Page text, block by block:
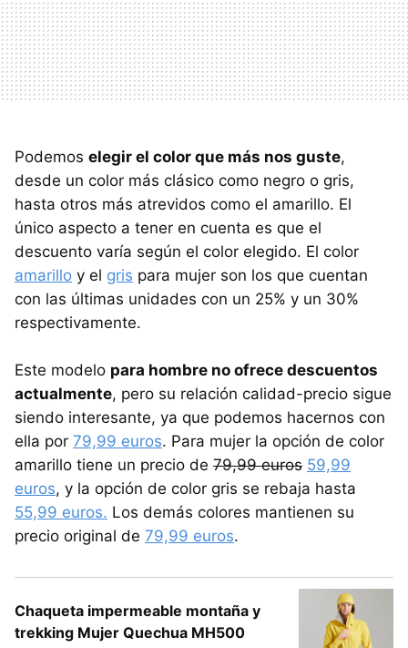
Podemos elegir el color que más nos guste,
desde un color más clásico como negro o gris,
hasta otros más atrevidos como el amarillo. El
único aspecto a tener en cuenta es que el
descuento varía según el color elegido. El color
amarillo y el gris para mujer son los que cuentan
con las últimas unidades con un 25% y un 30%
respectivamente.
Este modelo para hombre no ofrece descuentos
actualmente, pero su relación calidad-precio sigue
siendo interesante, ya que podemos hacernos con
ella por 79,99 euros. Para mujer la opción de color
amarillo tiene un precio de 79,99 euros 59,99
euros, y la opción de color gris se rebaja hasta
55,99 euros. Los demás colores mantienen su
precio original de 79,99 euros.
Chaqueta impermeable montaña y
trekking Mujer Quechua MH500